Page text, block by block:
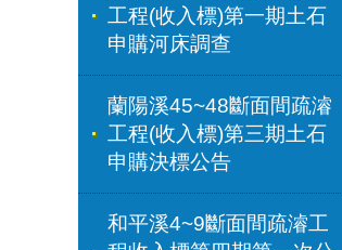
工程(收入標)第一期土石
申購河床調查
蘭陽溪45~48斷面間疏濬
工程(收入標)第三期土石
申購決標公告
和平溪4~9斷面間疏濬工